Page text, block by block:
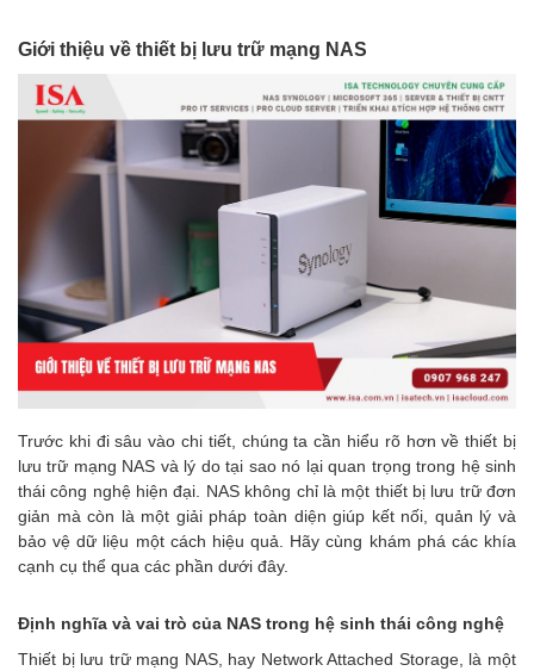
Giới thiệu về thiết bị lưu trữ mạng NAS
Trước khi đi sâu vào chi tiết, chúng ta cần hiểu rõ hơn về thiết bị
lưu trữ mạng NAS và lý do tại sao nó lại quan trọng trong hệ sinh
thái công nghệ hiện đại. NAS không chỉ là một thiết bị lưu trữ đơn
giản mà còn là một giải pháp toàn diện giúp kết nối, quản lý và
bảo vệ dữ liệu một cách hiệu quả. Hãy cùng khám phá các khía
cạnh cụ thể qua các phần dưới đây.
Định nghĩa và vai trò của NAS trong hệ sinh thái công nghệ
Thiết bị lưu trữ mạng NAS, hay Network Attached Storage, là một